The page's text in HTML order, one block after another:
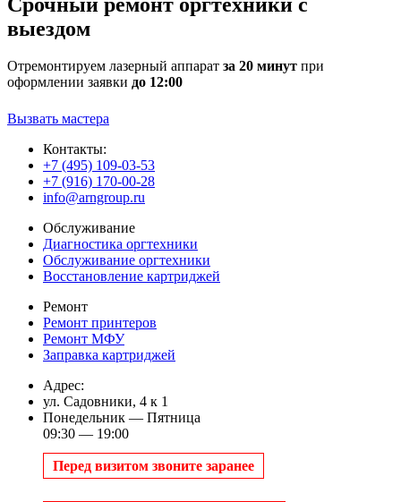
Срочный ремонт оргтехники с
выездом
Отремонтируем лазерный аппарат за 20 минут при
оформлении заявки до 12:00
Вызвать мастера
Контакты:
+7 (495) 109-03-53
+7 (916) 170-00-28
info@arngroup.ru
Обслуживание
Диагностика оргтехники
Обслуживание оргтехники
Восстановление картриджей
Ремонт
Ремонт принтеров
Ремонт МФУ
Заправка картриджей
Адрес:
ул. Садовники, 4 к 1
Понедельник — Пятница
09:30 — 19:00
Перед визитом звоните заранее